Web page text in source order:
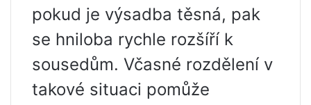
pokud je výsadba těsná, pak
se hniloba rychle rozšíří k
sousedům. Včasné rozdělení v
takové situaci pomůže